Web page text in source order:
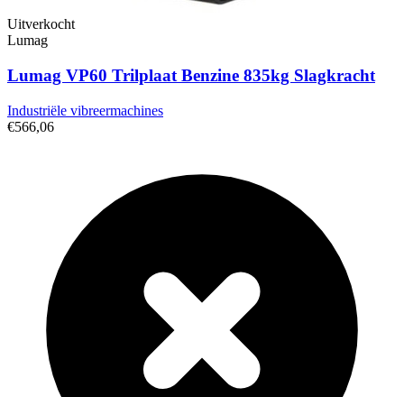
Uitverkocht
Lumag
Lumag VP60 Trilplaat Benzine 835kg Slagkracht
Industriële vibreermachines
€566,06